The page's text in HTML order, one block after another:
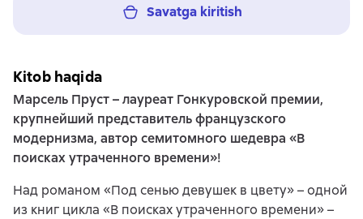
Savatga kiritish
Kitob haqida
Марсель Пруст – лауреат Гонкуровской премии,
крупнейший представитель французского
модернизма, автор семитомного шедевра «В
поисках утраченного времени»!
Над романом «Под сенью девушек в цвету» – одной
из книг цикла «В поисках утраченного времени» –